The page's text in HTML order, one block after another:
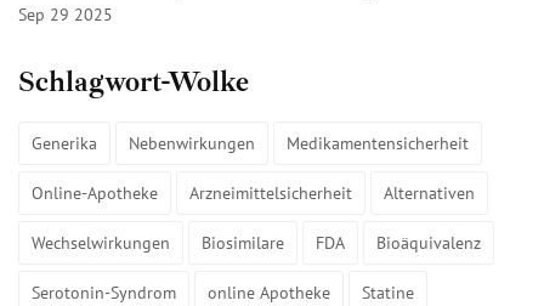
Sep 29 2025
Schlagwort-Wolke
Generika Nebenwirkungen Medikamentensicherheit
Online-Apotheke Arzneimittelsicherheit Alternativen
Wechselwirkungen Biosimilare FDA Bioäquivalenz
Serotonin-Syndrom online Apotheke Statine